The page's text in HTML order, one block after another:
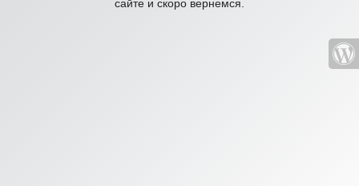
сайте и скоро вернемся.